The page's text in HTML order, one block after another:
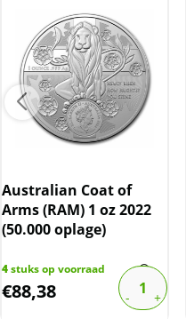
Australian Coat of
Arms (RAM) 1 oz 2022
(50.000 oplage)
4stuks op voorraad
€88,38